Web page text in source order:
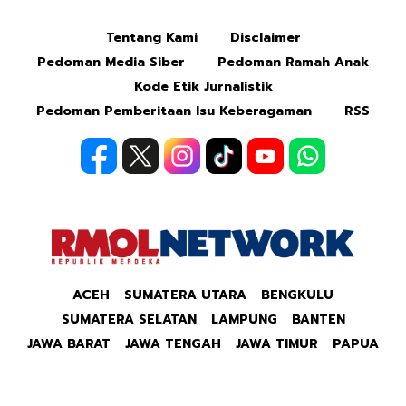
Tentang Kami
Disclaimer
Pedoman Media Siber
Pedoman Ramah Anak
Kode Etik Jurnalistik
Pedoman Pemberitaan Isu Keberagaman
RSS
ACEH SUMATERA UTARA
BENGKULU
SUMATERA SELATAN
LAMPUNG
BANTEN
JAWA BARAT
JAWA TENGAH JAWA TIMUR PAPUA